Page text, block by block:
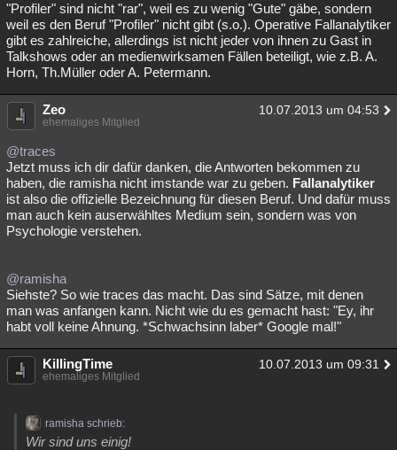
"Profiler" sind nicht "rar", weil es zu wenig "Gute" gäbe, sondern
weil es den Beruf "Profiler" nicht gibt (s.o.). Operative Fallanalytiker
gibt es zahlreiche, allerdings ist nicht jeder von ihnen zu Gast in
Talkshows oder an medienwirksamen Fällen beteiligt, wie z.B. A.
Horn, Th.Müller oder A. Petermann.
Zeo 10.07.2013 um 04:53
ehemaliges Mitglied
@traces
Jetzt muss ich dir dafür danken, die Antworten bekommen zu
haben, die ramisha nicht imstande war zu geben. Fallanalytiker
ist also die offizielle Bezeichnung für diesen Beruf. Und dafür muss
man auch kein auserwähltes Medium sein, sondern was von
Psychologie verstehen.
@ramisha
Siehste? So wie traces das macht. Das sind Sätze, mit denen
man was anfangen kann. Nicht wie du es gemacht hast: "Ey, ihr
habt voll keine Ahnung. *Schwachsinn laber* Google mal!"
KillingTime 10.07.2013 um 09:31
ehemaliges Mitglied
ramisha schrieb:
Wir sind uns einig!